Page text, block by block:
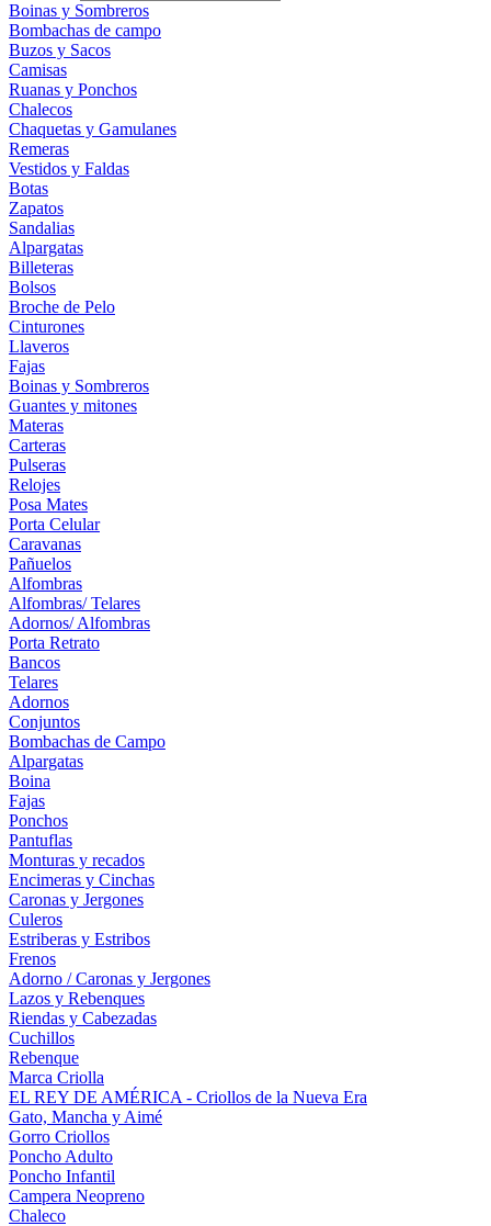
Boinas y Sombreros
Bombachas de campo
Buzos y Sacos
Camisas
Ruanas y Ponchos
Chalecos
Chaquetas y Gamulanes
Remeras
Vestidos y Faldas
Botas
Zapatos
Sandalias
Alpargatas
Billeteras
Bolsos
Broche de Pelo
Cinturones
Llaveros
Fajas
Boinas y Sombreros
Guantes y mitones
Materas
Carteras
Pulseras
Relojes
Posa Mates
Porta Celular
Caravanas
Pañuelos
Alfombras
Alfombras/ Telares
Adornos/ Alfombras
Porta Retrato
Bancos
Telares
Adornos
Conjuntos
Bombachas de Campo
Alpargatas
Boina
Fajas
Ponchos
Pantuflas
Monturas y recados
Encimeras y Cinchas
Caronas y Jergones
Culeros
Estriberas y Estribos
Frenos
Adorno / Caronas y Jergones
Lazos y Rebenques
Riendas y Cabezadas
Cuchillos
Rebenque
Marca Criolla
EL REY DE AMÉRICA - Criollos de la Nueva Era
Gato, Mancha y Aimé
Gorro Criollos
Poncho Adulto
Poncho Infantil
Campera Neopreno
Chaleco